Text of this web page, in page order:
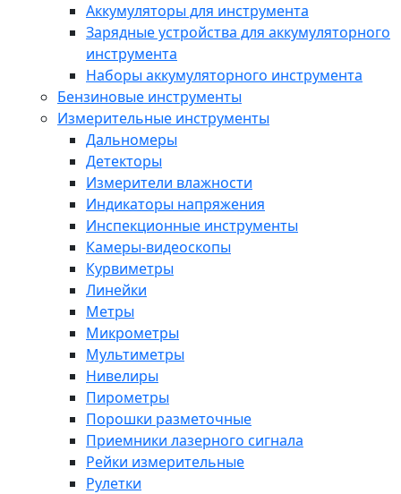
Аккумуляторы для инструмента
Зарядные устройства для аккумуляторного
инструмента
Наборы аккумуляторного инструмента
Бензиновые инструменты
Измерительные инструменты
Дальномеры
Детекторы
Измерители влажности
Индикаторы напряжения
Инспекционные инструменты
Камеры-видеоскопы
Курвиметры
Линейки
Метры
Микрометры
Мультиметры
Нивелиры
Пирометры
Порошки разметочные
Приемники лазерного сигнала
Рейки измерительные
Рулетки